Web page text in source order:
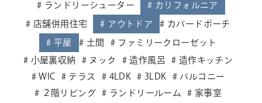
ランドリーシューター
カリフォルニア
店舗併用住宅 アウトドア カバードポーチ
平屋 土間
ファミリークローゼット
小屋裏収納
ヌック 造作風呂
造作キッチン
WIC
テラス 4LDK 3LDK
バルコニー
２階リビング
ランドリールーム
家事室